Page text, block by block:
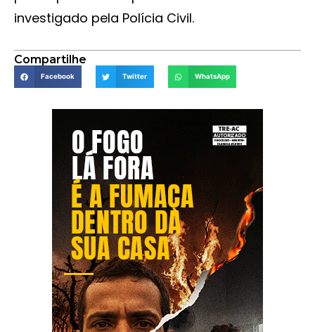
investigado pela Polícia Civil.
Compartilhe
Facebook Twitter WhatsApp